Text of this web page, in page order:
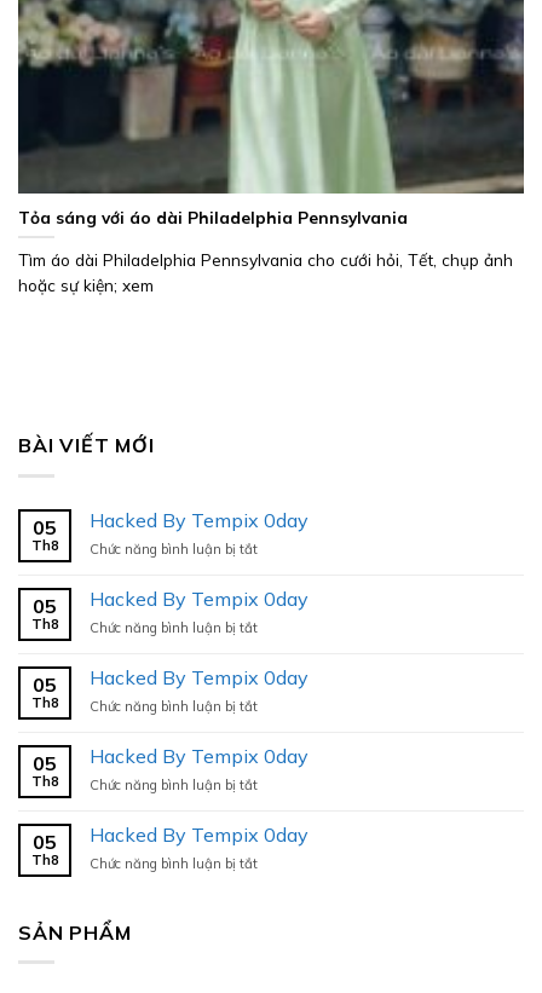
Tỏa sáng với áo dài Philadelphia Pennsylvania
Tìm áo dài Philadelphia Pennsylvania cho cưới hỏi, Tết, chụp ảnh
hoặc sự kiện; xem
BÀI VIẾT MỚI
05
Th8
Hacked By Tempix 0day
Chức năng bình luận bị tắtở
Tempix
0day
05
Th8
Hacked By Tempix 0day
Chức năng bình luận bị tắtở
Tempix
0day
05
Th8
Hacked By Tempix 0day
Chức năng bình luận bị tắtở
Tempix
0day
05
Th8
Hacked By Tempix 0day
Chức năng bình luận bị tắtở
Tempix
0day
05
Th8
Hacked By Tempix 0day
Chức năng bình luận bị tắtở
SẢN PHẨM